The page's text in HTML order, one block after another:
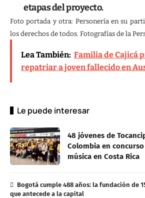
etapas del proyecto.
Foto portada y otra: Personería en su
los derechos de todos. Fotografías de la
Lea También: Familia de Cajicá
repatriar a joven fallecido en
Le puede interesar
48 jóvenes de
Colombia en
música en Costa Rica
Bogotá cumple 488 años: la fundación de
que antecede a la capital